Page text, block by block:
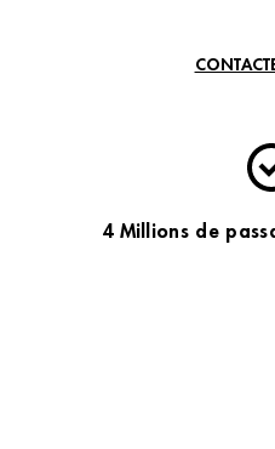
4 Millions de